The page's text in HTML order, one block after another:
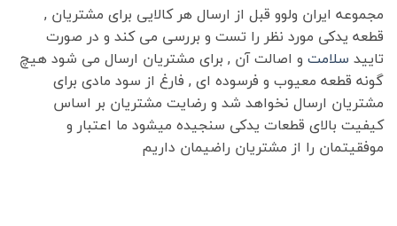
مجموعه ایران ولوو قبل از ارسال هر کالایی برای مشتریان ,
قطعه یدکی مورد نظر را تست و بررسی می کند و در صورت
تایید سلامت و اصالت آن , برای مشتریان ارسال می شود هیچ
گونه قطعه معیوب و فرسوده ای , فارغ از سود مادی برای
مشتریان ارسال نخواهد شد و رضایت مشتریان بر اساس
کیفیت بالای قطعات یدکی سنجیده میشود ما اعتبار و
موفقیتمان را از مشتریان راضیمان داریم